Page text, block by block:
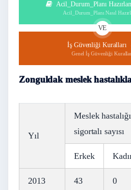
Acil_Durum_Planı
Acil_Durum_Planı Nasıl
VE
İş Güvenliği Kuralları
Genel İş Güvenliği
Zonguldak meslek
Yıl
Meslek
sigortalı sayısı
Erkek
2013 43 0